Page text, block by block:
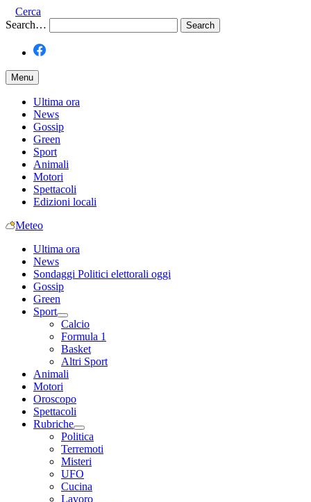
Cerca
Search…
Menu
Ultima ora
News
Gossip
Green
Sport
Animali
Motori
Spettacoli
Edizioni locali
Meteo
Ultima ora
News
Sondaggi Politici elettorali oggi
Gossip
Green
Sport
Calcio
Formula 1
Basket
Altri Sport
Animali
Motori
Oroscopo
Spettacoli
Rubriche
Politica
Terremoti
Misteri
UFO
Cucina
Lavoro